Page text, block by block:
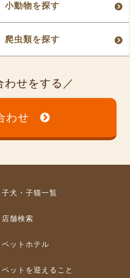
小動物を探す
爬虫類を探す
わせをする
わせ
子犬・子猫一覧
店舗検索
ペットホテル
ペットを迎えること